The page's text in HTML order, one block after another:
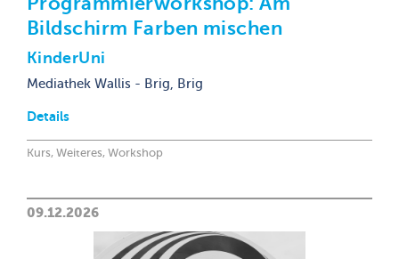
Bildschirm Farben mischen
KinderUni
Mediathek Wallis - Brig, Brig
Details
Kurs, Weiteres, Workshop
09.12.2026